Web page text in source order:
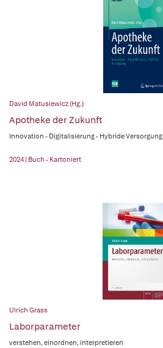
David Matusiewicz (Hg.)
Apotheke der Zukunft
Innovation - Digitalisierung - Hybride Versorgung
2024 | Buch - Kartoniert
Ulrich Grass
Laborparameter
verstehen, einordnen, interpretieren